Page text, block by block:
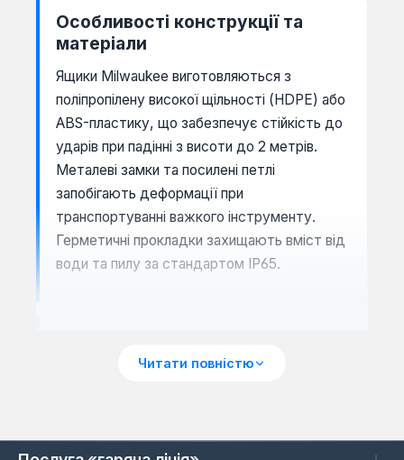
Особливості конструкції та
матеріали
Ящики Milwaukee виготовляються з
поліпропілену високої щільності (HDPE) або
ABS-пластику, що забезпечує стійкість до
ударів при падінні з висоти до 2 метрів.
Металеві замки та посилені петлі
запобігають деформації при
транспортуванні важкого інструменту.
Герметичні прокладки захищають вміст від
води та пилу за стандартом IP65.
з'єднувати бокси, органайзери та сумки в
Читати повністю